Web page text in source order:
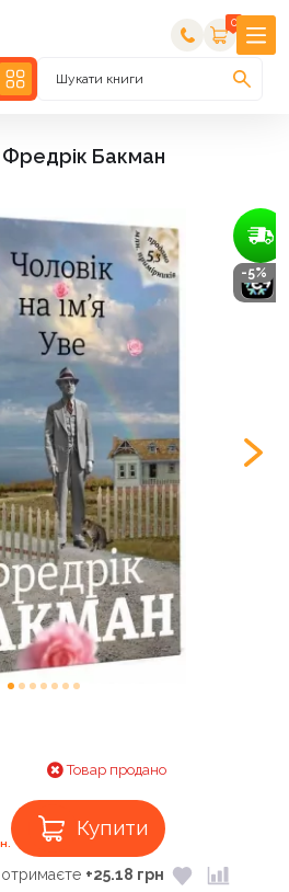
0
Шукати книги
Фредрік Бакман
-5%
Товар продано
Купити
+25.18 грн